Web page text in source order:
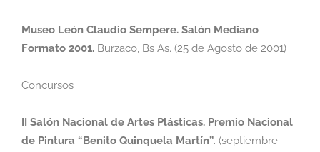
Museo León Claudio Sempere. Salón Mediano
Formato 2001. Burzaco, Bs As. (25 de Agosto de 2001)
Concursos
Salón Nacional de Artes Plásticas. Premio Nacional
de Pintura “Benito Quinquela Martín”. (septiembre